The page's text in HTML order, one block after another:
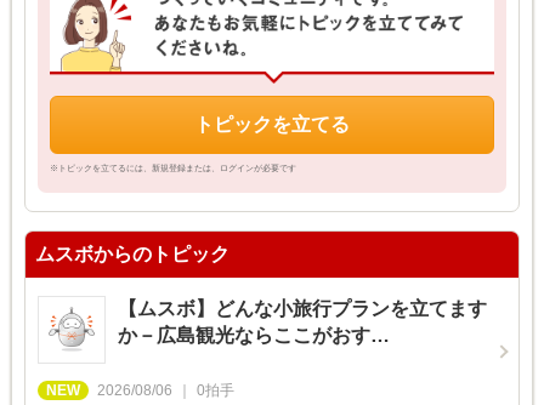
トピックを立てる
※トピックを立てるには、新規登録または、ログインが必要です
ムスボからのトピック
【ムスボ】どんな小旅行プランを立てます
か－広島観光ならここがおす…
2026/08/06 0拍手